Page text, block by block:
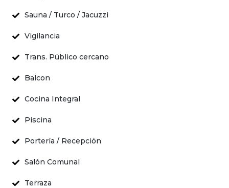
Sauna / Turco / Jacuzzi
Vigilancia
Trans. Público cercano
Balcon
Cocina Integral
Piscina
Portería / Recepción
Salón Comunal
Terraza